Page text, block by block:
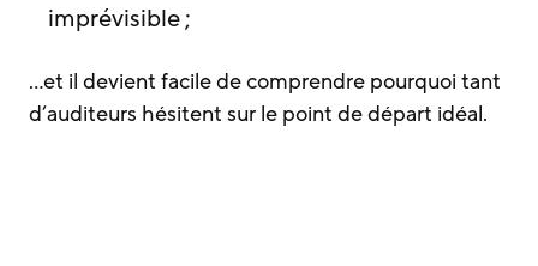
imprévisible ;
…et il devient facile de comprendre pourquoi tant
d’auditeurs hésitent sur le point de départ idéal.